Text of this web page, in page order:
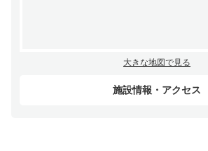
大きな地図で見る
施設情報・アクセス